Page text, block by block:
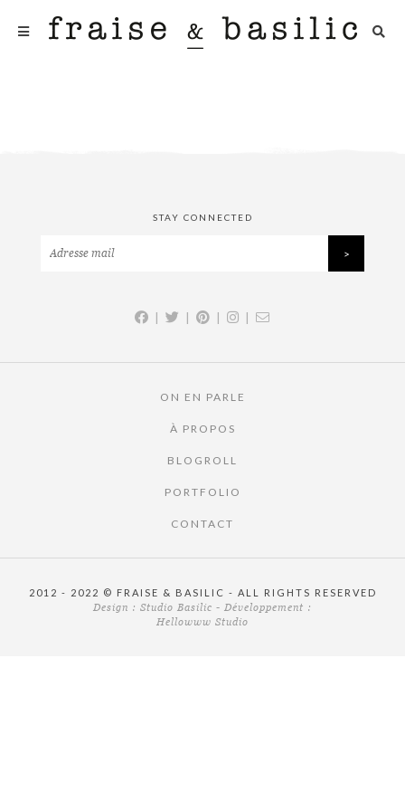
STAY CONNECTED
| | | |
ON EN PARLE
À PROPOS
BLOGROLL
PORTFOLIO
CONTACT
2012 - 2022 © FRAISE & BASILIC - ALL RIGHTS RESERVED
Design : Studio Basilic - Développement :
Hellowww Studio